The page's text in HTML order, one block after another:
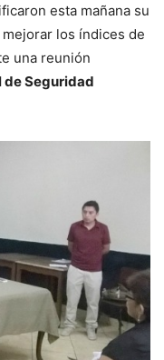
esta mañana su
los índices de
una reunión
de Seguridad